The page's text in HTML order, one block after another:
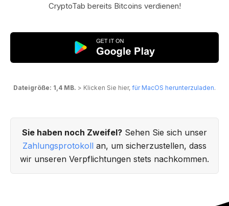
CryptoTab bereits Bitcoins verdienen!
Dateigröße: 1,4 MB. > Klicken Sie hier, für MacOS herunterzuladen.
Sie haben noch Zweifel? Sehen Sie sich unser
Zahlungsprotokoll an, um sicherzustellen, dass
wir unseren Verpflichtungen stets nachkommen.